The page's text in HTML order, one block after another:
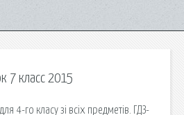
7 класс 2015
4-го класу зі всіх предметів. ГДЗ-